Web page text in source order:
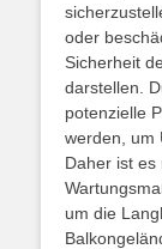
oder
Sicherheit
darstellen.
potenzielle
werden, um
Daher ist es
um die